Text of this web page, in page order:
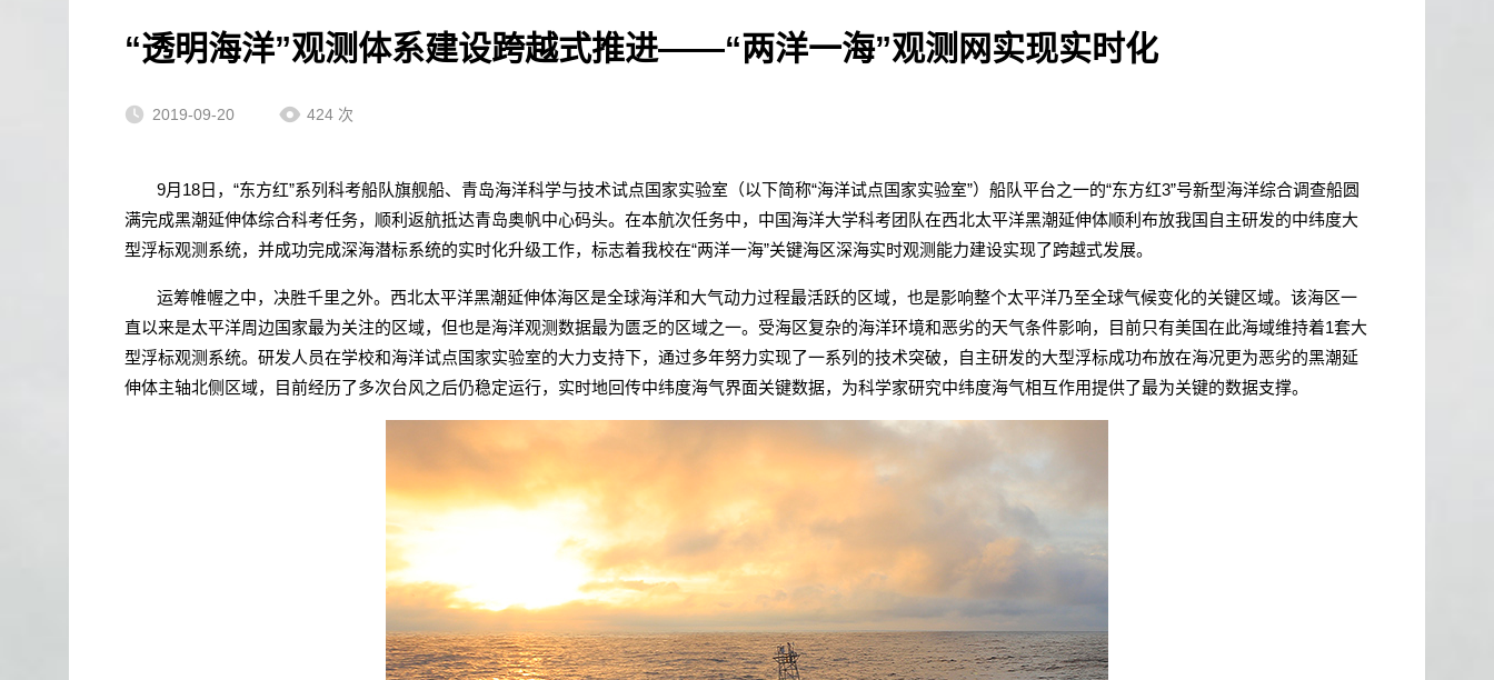
“透明海洋”观测体系建设跨越式推进——“两洋一海”观测网实现实时化
2019-09-20 424 次
9月 18日，“东方红”系列科考船队旗舰船、青岛海洋科学与技术试点国家实验室（以下简称“海洋试点国家实验室”）船队平台之一的“东方红3”号新型海洋综合调查船圆
满完成黑潮延伸体综合科考任务，顺利返航抵达青岛奥帆中心码头。在本航次任务中，中国海洋大学科考团队在西北太平洋黑潮延伸体顺利布放我国自主研发的中纬度大
型浮标观测系统，并成功完成深海潜标系统的实时化升级工作，标志着我校在“两洋一海”关键海区深海实时观测能力建设实现了跨越式发展。
运筹帷幄之中，决胜千里之外。西北太平洋黑潮延伸体海区是全球海洋和大气动力过程最活跃的区域，也是影响整个太平洋乃至全球气候变化的关键区域。该海区一
直以来是太平洋周边国家最为关注的区域，但也是海洋观测数据最为匮乏的区域之一。受海区复杂的海洋环境和恶劣的天气条件影响，目前只有美国在此海域维持着1套大
型浮标观测系统。研发人员在学校和海洋试点国家实验室的大力支持下，通过多年努力实现了一系列的技术突破，自主研发的大型浮标成功布放在海况更为恶劣的黑潮延
伸体主轴北侧区域，目前经历了多次台风之后仍稳定运行，实时地回传中纬度海气界面关键数据，为科学家研究中纬度海气相互作用提供了最为关键的数据支撑。